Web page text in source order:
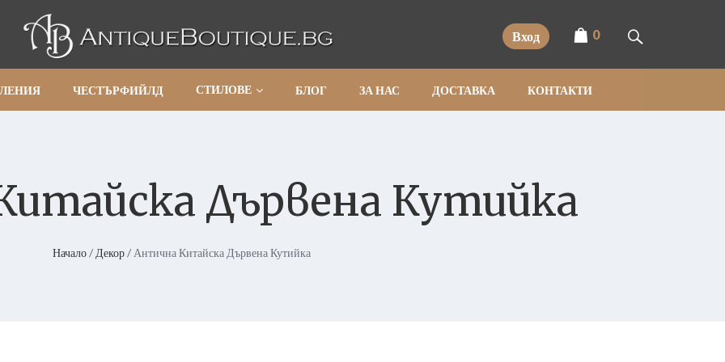
Вход 0
ЧЕСТЪРФИЙЛД СТИЛОВЕ БЛОГ ЗА НАС ДОСТАВКА КОНТАКТИ
Дървена Кутийка
Начало/ Декор/ Антична Китайска Дървена Кутийка